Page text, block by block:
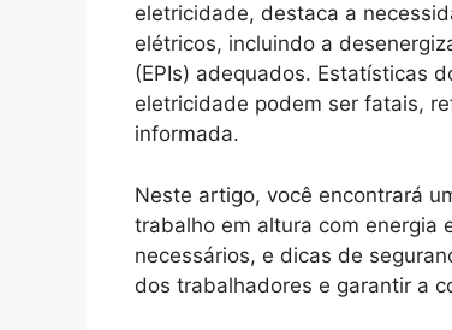
eletricidade, destaca a
elétricos, incluindo a
(EPIs) adequados. Estatísticas
eletricidade podem ser fatais,
informada.
Neste artigo, você encontrará
trabalho em altura com energia
necessários, e dicas de
dos trabalhadores e garantir a